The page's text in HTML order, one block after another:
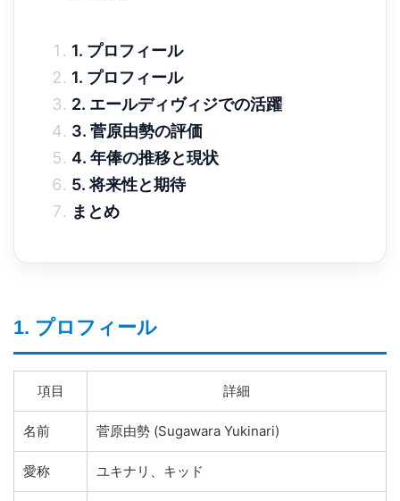
1. プロフィール
1. プロフィール
2. エールディヴィジでの活躍
3. 菅原由勢の評価
4. 年俸の推移と現状
5. 将来性と期待
まとめ
1. プロフィール
項目 詳細
名前 菅原由勢 (Sugawara Yukinari)
愛称 ユキナリ、キッド